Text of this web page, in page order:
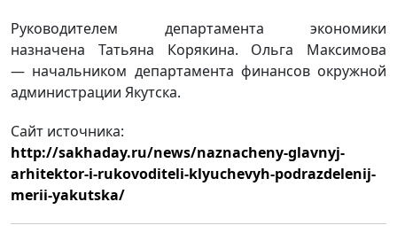
Руководителем департамента экономики
назначена Татьяна Корякина. Ольга Максимова
— начальником департамента финансов окружной
администрации Якутска.
Сайт источника:
http://sakhaday.ru/news/naznacheny-glavnyj-
arhitektor-i-rukovoditeli-klyuchevyh-podrazdelenij-
merii-yakutska/